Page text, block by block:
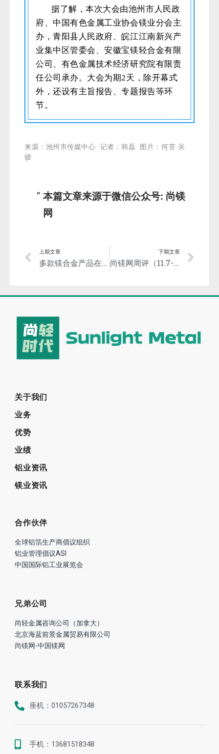
据了解，本次大会由池州市人民政
府、中国有色金属工业协会镁业分会主
办，青阳县人民政府、皖江江南新兴产
业集中区管委会、安徽宝镁轻合金有限
公司、有色金属技术经济研究院有限责
任公司承办。大会为期2天，除开幕式
外，还设有主旨报告、专题报告等环
节。
来源：池州市传媒中心 记者：韩磊 图片：何苦 吴
骏
本篇文章来源于微信公众号: 尚镁
网
上期文章
多款镁合金产品在中国航展上闪亮登场——航天科工长沙新材料院服务国家战略
下期文章
尚镁网周评（11.7-11）：镁市弱稳前行
关于我们
业务
优势
业绩
铝业资讯
镁业资讯
合作伙伴
全球铝箔生产商倡议组织
铝业管理倡议ASI
中国国际铝工业展览会
兄弟公司
尚轻金属咨询公司（加拿大）
北京海蓝前景金属贸易有限公司
尚镁网-中国镁网
联系我们
座机：01057267348
手机：13681518348